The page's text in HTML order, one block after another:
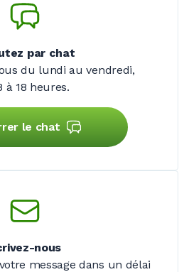
par chat
du lundi au vendredi,
à 18 heures.
le chat
nous
message dans un délai